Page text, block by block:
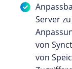
Server
von
von